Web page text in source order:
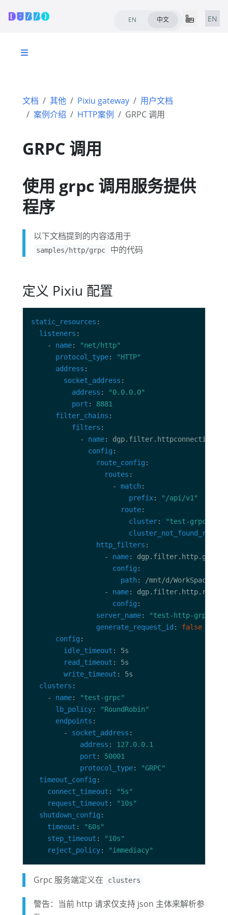
EN 中文 EN
文档 其他 Pixiu gateway
用户文档
案例介绍
HTTP案例 GRPC 调用
GRPC 调用
使用 grpc 调用服务提供
程序
以下文档提到的内容适用于
samples/http/grpc 中的代码
定义 Pixiu 配置
static_resources
listeners
    -
name:
"net/http"
protocol_type:
"HTTP"
address
socket_address
address :
"0.0.0.0"
port : 8881
filter_chains
filters
            -
name
config
route_config
routes
                    -
match
prefix:
"/api/v1"
route
cluster:
"test-grpc"
http_filters
                  -
name
config
path
                  -
name
config
server_name:
"test-http-grpc"
generate_request_id : false
config
idle_timeout
read_timeout
write_timeout
clusters
    -
name:
"test-grpc"
lb_policy:
"RoundRobin"
endpoints
        -
socket_address
address : 127.0.0.1
port : 50001
protocol_type:
"GRPC"
timeout_config
connect_timeout :
"5s"
request_timeout :
"10s"
shutdown_config
timeout :
"60s"
step_timeout :
"10s"
reject_policy: "immediacy"
Grpc 服务端定义在 clusters
警告：当前 http 请求仅支持 json 主体来解析参